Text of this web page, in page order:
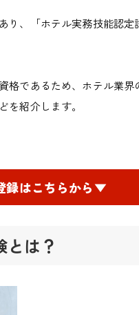
り、「ホテル実務技能認
格であるため、ホテル業
を紹介します。
録はこちらから▼
は？